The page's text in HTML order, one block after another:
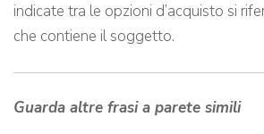
indicate tra le opzioni d’acquisto si
che contiene il soggetto.
Guarda altre frasi a parete simili